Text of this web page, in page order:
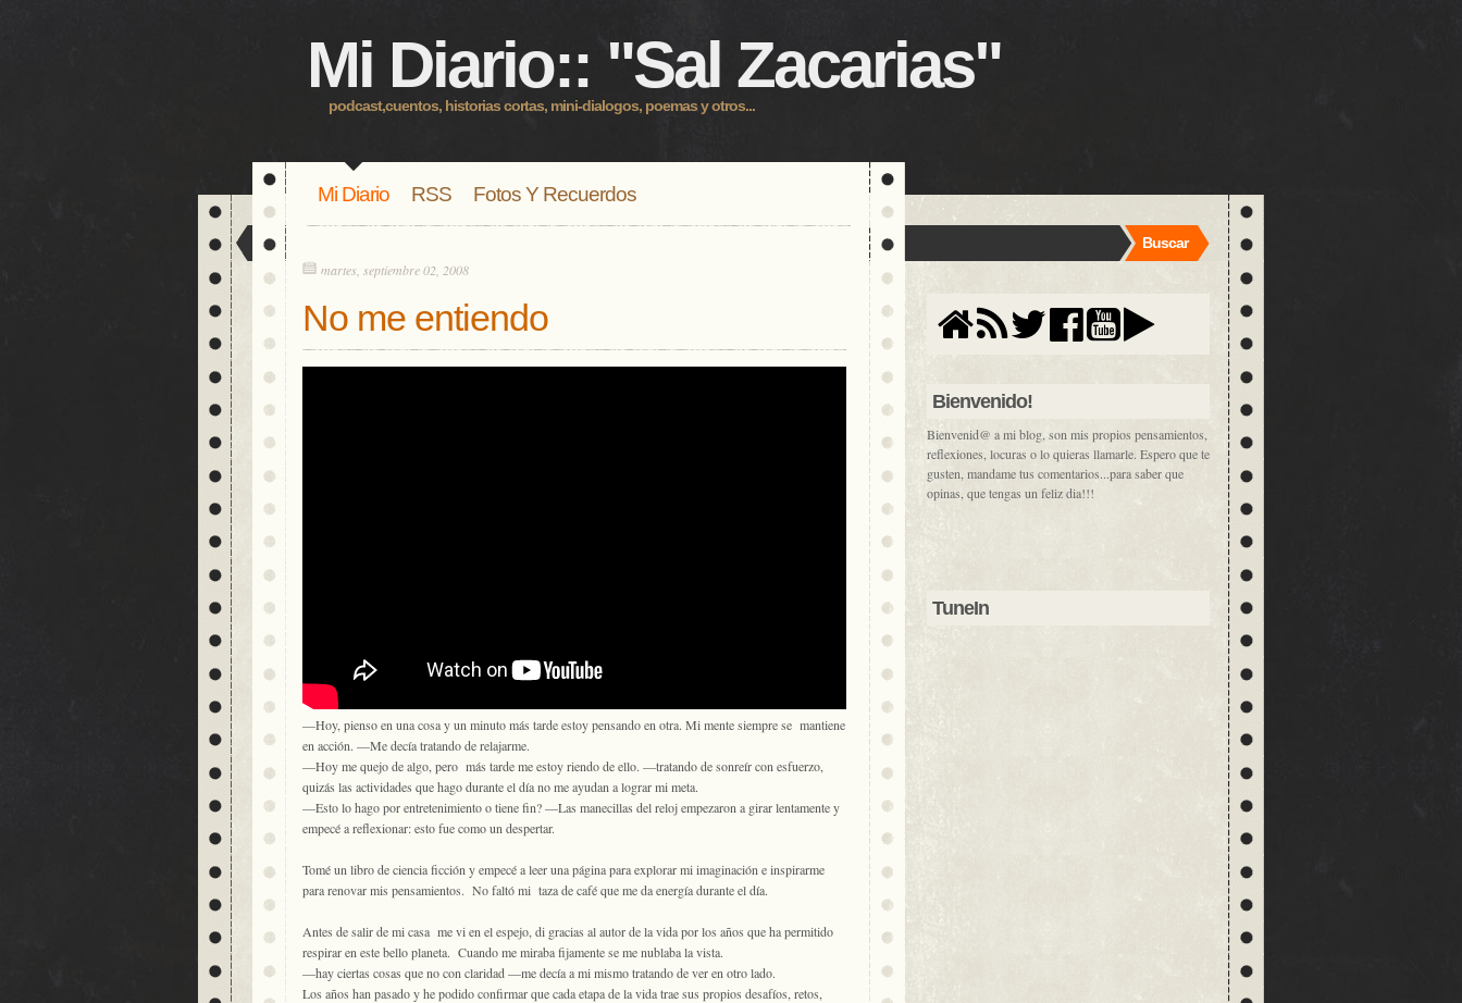
Mi Diario:: "Sal Zacarias"
podcast,cuentos, historias cortas, mini-dialogos, poemas y otros...
Mi Diario RSS Fotos Y Recuerdos
Buscar
martes, septiembre 02, 2008
No me entiendo
—Hoy, pienso en una cosa y un minuto más tarde estoy pensando en otra. Mi mente siempre se mantiene
en acción. —Me decía tratando de relajarme.
—Hoy me quejo de algo, pero más tarde me estoy riendo de ello. —tratando de sonreír con esfuerzo,
quizás las actividades que hago durante el día no me ayudan a lograr mi meta.
—Esto lo hago por entretenimiento o tiene fin? —Las manecillas del reloj empezaron a girar lentamente y
empecé a reflexionar: esto fue como un despertar.
Tomé un libro de ciencia ficción y empecé a leer una página para explorar mi imaginación e inspirarme
para renovar mis pensamientos. No faltó mi taza de café que me da energía durante el día.
Antes de salir de mi casa me vi en el espejo, di gracias al autor de la vida por los años que ha permitido
respirar en este bello planeta. Cuando me miraba fijamente se me nublaba la vista.
—hay ciertas cosas que no con claridad —me decía a mi mismo tratando de ver en otro lado.
Los años han pasado y he podido confirmar que cada etapa de la vida trae sus propios desafíos, retos,
Bienvenido!
Bienvenid@ a mi blog, son mis propios pensamientos,
reflexiones, locuras o lo quieras llamarle. Espero que te
gusten, mandame tus comentarios...para saber que
opinas, que tengas un feliz dia!!!
TuneIn